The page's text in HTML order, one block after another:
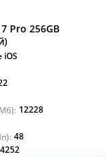
Pro 256GB
iOS
12228
48
4252